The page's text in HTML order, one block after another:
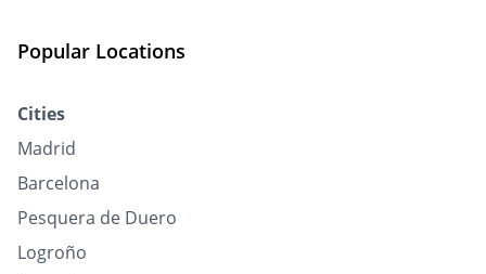
Popular Locations
Cities
Madrid
Barcelona
Pesquera de Duero
Logroño